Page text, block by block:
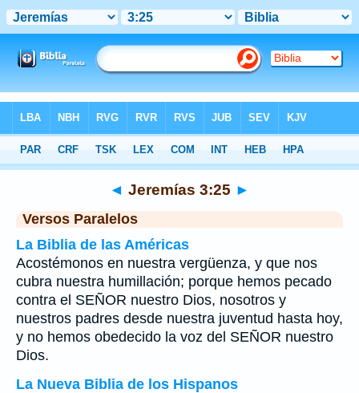
>Jeremías Capítulo 3 > Verso 25
◄ Jeremías 3:25 ►
Versos Paralelos
La Biblia de las Américas
Acostémonos en nuestra vergüenza, y que nos
cubra nuestra humillación; porque hemos pecado
contra el SEÑOR nuestro Dios, nosotros y
nuestros padres desde nuestra juventud hasta hoy,
y no hemos obedecido la voz del SEÑOR nuestro
Dios.
La Nueva Biblia de los Hispanos